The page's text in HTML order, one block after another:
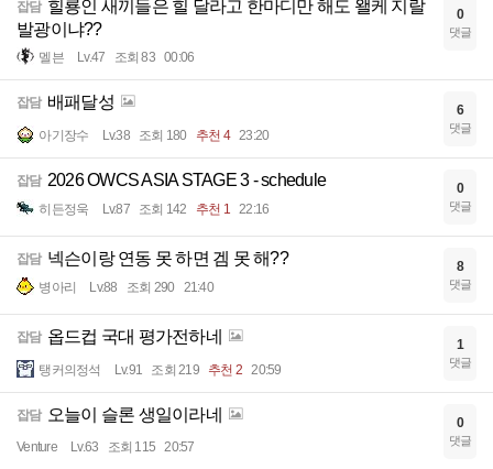
잡담 힐룡인 새끼들은 힐 달라고 한마디만 해도 왤케 지랄
발광이냐??
멜븐 Lv.47 조회 83 00:06
0
댓글
잡담 배패달성
아기장수 Lv.38 조회 180 추천 4 23:20
6
댓글
잡담 2026 OWCS ASIA STAGE 3 - schedule
히든정욱 Lv.87 조회 142 추천 1 22:16
0
댓글
잡담 넥슨이랑 연동 못 하면 겜 못 해??
병아리 Lv.88 조회 290 21:40
8
댓글
잡담 옵드컵 국대 평가전하네
탱커의정석 Lv.91 조회 219 추천 2 20:59
1
댓글
잡담 오늘이 슬론 생일이라네
Venture Lv.63 조회 115 20:57
0
댓글